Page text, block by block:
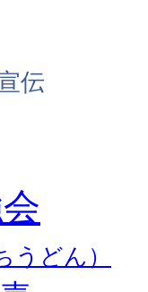
伝
うどん）